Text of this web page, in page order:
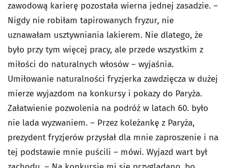
zawodową karierę pozostała wierna jednej zasadzie. –
Nigdy nie robiłam tapirowanych fryzur, nie
uznawałam usztywniania lakierem. Nie dlatego, że
było przy tym więcej pracy, ale przede wszystkim z
miłości do naturalnych włosów – wyjaśnia.
Umiłowanie naturalności fryzjerka zawdzięcza w dużej
mierze wyjazdom na konkursy i pokazy do Paryża.
Załatwienie pozwolenia na podróż w latach 60. było
nie lada wyzwaniem. – Przez koleżankę z Paryża,
prezydent fryzjerów przysłał dla mnie zaproszenie i na
tej podstawie mnie puścili – mówi. Wyjazd wart był